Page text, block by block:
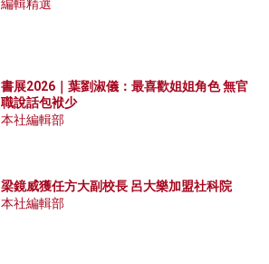
編輯精選
書展2026｜葉劉淑儀：最喜歡姐姐角色 無官
職說話包袱少
本社編輯部
梁鏡威獲任方大副校長 呂大樂加盟社科院
本社編輯部